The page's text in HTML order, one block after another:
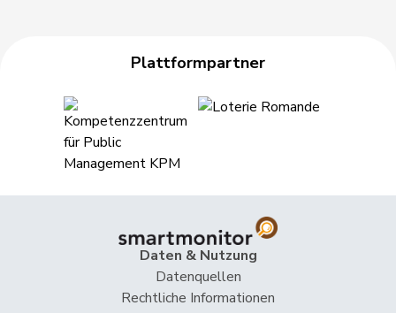
Plattformpartner
Daten & Nutzung
Datenquellen
Rechtliche Informationen